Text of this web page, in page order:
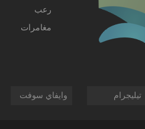
رعب
مغامرات
تيليجرام وايفاي سوفت